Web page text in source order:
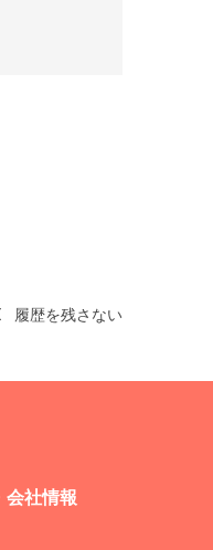
履歴を残さない
会社情報